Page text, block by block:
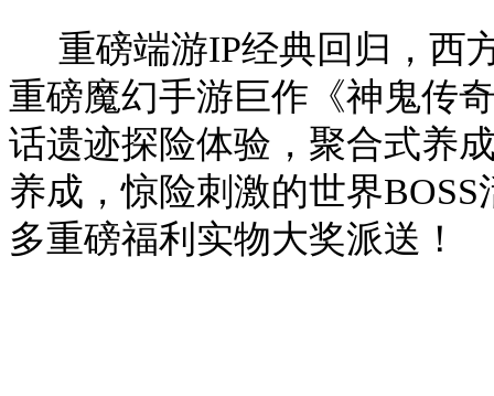
重磅端游IP经典回归，西
重磅魔幻手游巨作《神鬼传
话遗迹探险体验，聚合式养
养成，惊险刺激的世界
多重磅福利实物大奖派送！